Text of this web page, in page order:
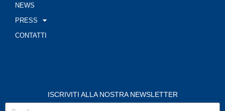
NEWS
PRESS
CONTATTI
ISCRIVITI ALLA NOSTRA NEWSLETTER